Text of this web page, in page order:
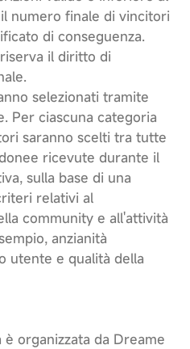
numero finale di vincitori
di conseguenza.
il diritto di
selezionati tramite
Per ciascuna categoria
saranno scelti tra tutte
ricevute durante il
sulla base di una
relativi al
community e all'attività
anzianità
utente e qualità della
è organizzata da Dreame